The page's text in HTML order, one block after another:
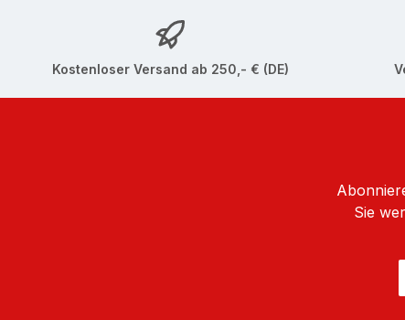
Kostenloser Versand ab 250,- € (DE)
Sie